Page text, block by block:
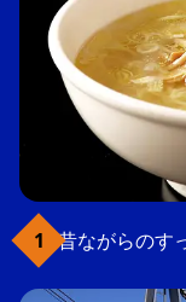
昔ながらのす